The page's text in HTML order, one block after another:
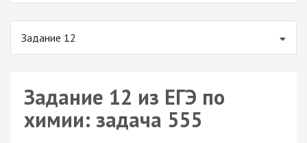
Задание 12
Задание 12 из ЕГЭ по
химии: задача 555